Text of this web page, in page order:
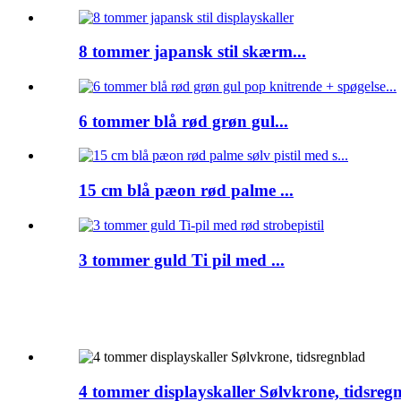
8 tommer japansk stil skærm...
6 tommer blå rød grøn gul...
15 cm blå pæon rød palme ...
3 tommer guld Ti pil med ...
4 tommer displayskaller Sølvkrone,